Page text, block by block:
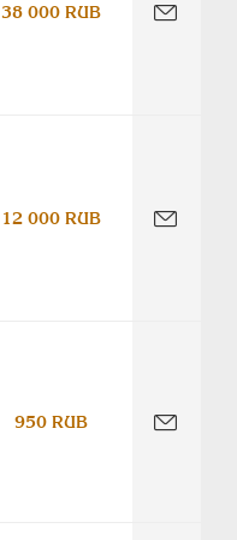
38 000 RUB
12 000 RUB
950 RUB